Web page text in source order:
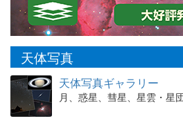
天体写真
天体写真ギャラリー
月、惑星、彗星、星雲・星